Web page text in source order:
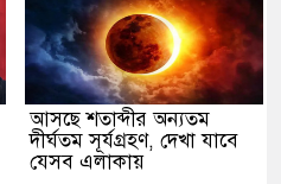
আসছে শতাব্দীর অন্যতম
দীর্ঘতম সূর্যগ্রহণ, দেখা যাবে
যেসব এলাকায়